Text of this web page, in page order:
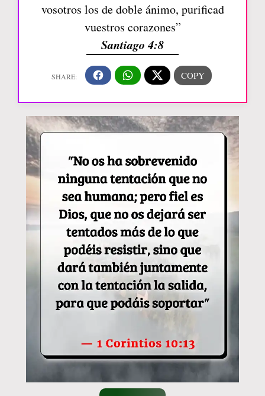
vosotros los de doble ánimo, purificad
vuestros corazones”
Santiago 4:8